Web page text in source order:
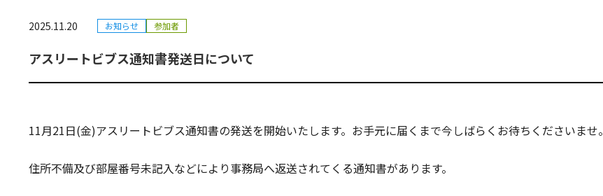
アスリートビブス通知書発送日について
2025.11.20 お知らせ 参加者
11月21日(金)アスリートビブス通知書の発送を開始いたします。お手元に届くまで今しばらくお待ちくださいませ。
住所不備及び部屋番号未記入などにより事務局へ返送されてくる通知書があります。